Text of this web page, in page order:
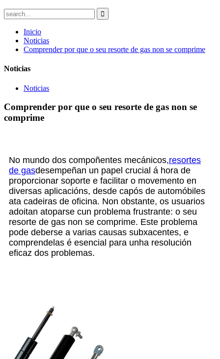
Inicio
Noticias
Comprender por que o seu resorte de gas non se comprime
Noticias
Noticias
Comprender por que o seu resorte de gas non se
comprime
No mundo dos compoñentes mecánicos,resortes
de gasdesempeñan un papel crucial á hora de
proporcionar soporte e facilitar o movemento en
diversas aplicacións, desde capós de automóbiles
ata cadeiras de oficina. Non obstante, os usuarios
adoitan atoparse cun problema frustrante: o seu
resorte de gas non se comprime. Este problema
pode deberse a varias causas subxacentes, e
comprendelas é esencial para unha resolución
eficaz dos problemas.